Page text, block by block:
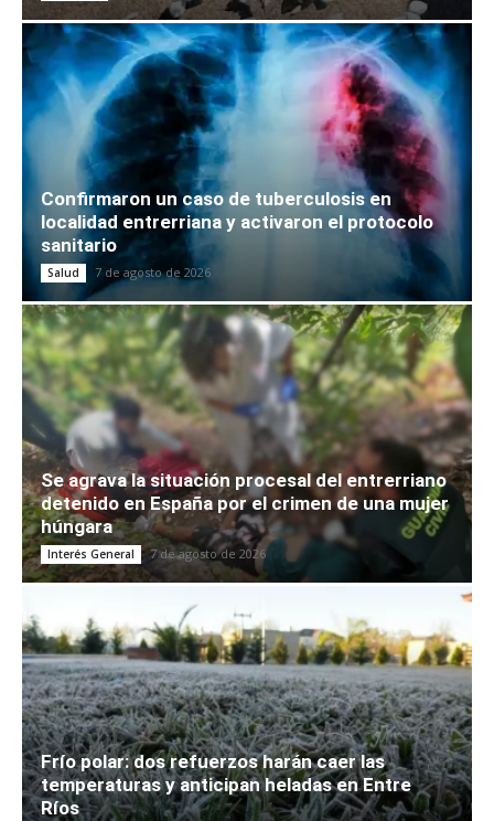
Confirmaron un caso de tuberculosis en
localidad entrerriana y activaron el protocolo
sanitario
Salud 7 de agosto de 2026
Se agrava la situación procesal del entrerriano
detenido en España por el crimen de una mujer
húngara
Interés General 7 de agosto de 2026
Frío polar: dos refuerzos harán caer las
temperaturas y anticipan heladas en Entre
Ríos